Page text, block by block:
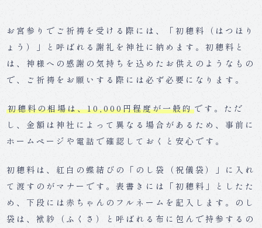
お宮参りでご祈祷を受ける際には、「初穂料（はつほり
ょう）」と呼ばれる謝礼を神社に納めます。初穂料と
は、神様への感謝の気持ちを込めたお供えのようなもの
で、ご祈祷をお願いする際には必ず必要になります。
初穂料の相場は、10,000円程度が一般的です。ただ
し、金額は神社によって異なる場合があるため、事前に
ホームページや電話で確認しておくと安心です。
初穂料は、紅白の蝶結びの「のし袋（祝儀袋）」に入れ
て渡すのがマナーです。表書きには「初穂料」としたた
め、下段には赤ちゃんのフルネームを記入します。のし
袋は、袱紗（ふくさ）と呼ばれる布に包んで持参するの